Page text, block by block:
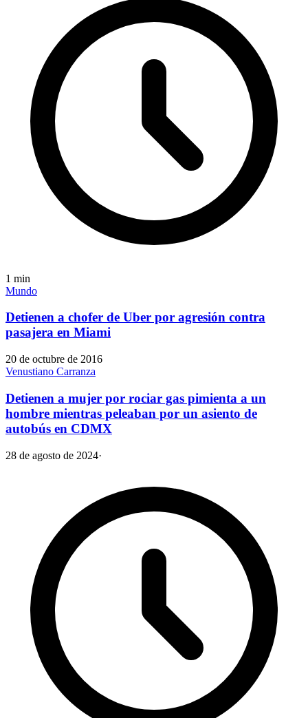
1 min
Mundo
Detienen a chofer de Uber por agresión contra
pasajera en Miami
20 de octubre de 2016
Venustiano Carranza
Detienen a mujer por rociar gas pimienta a un
hombre mientras peleaban por un asiento de
autobús en CDMX
28 de agosto de 2024·